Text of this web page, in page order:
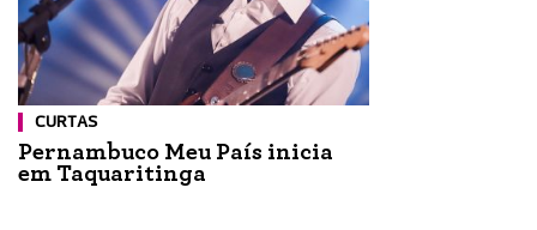
CURTAS
Pernambuco Meu País inicia
em Taquaritinga